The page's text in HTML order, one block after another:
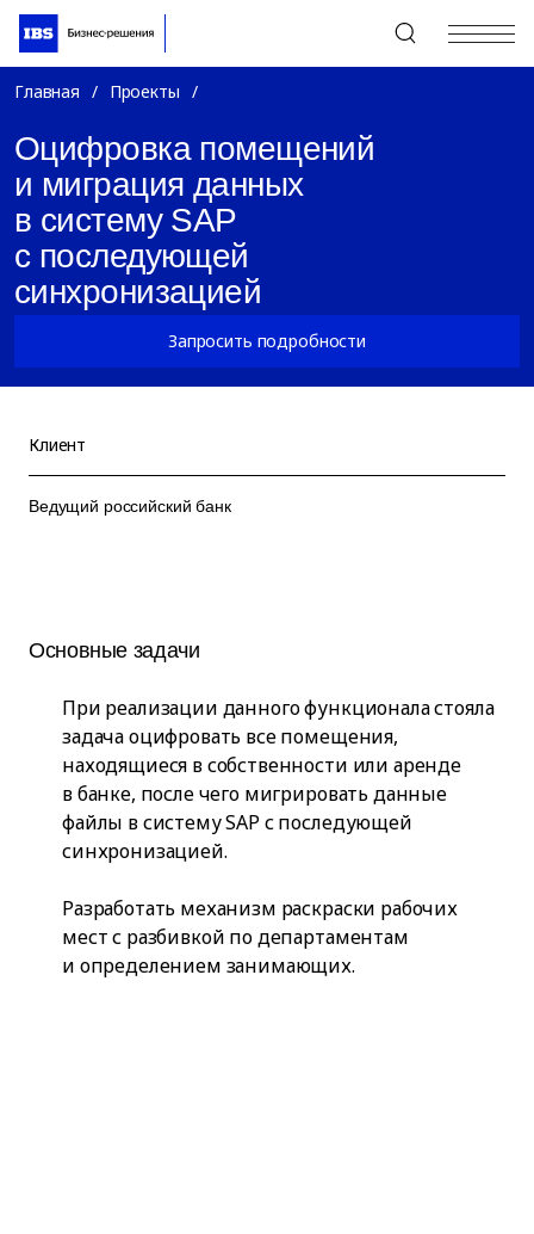
+7 (495) 967-80-80
Главная / Проекты /
Оцифровка помещений
и миграция данных
в систему SAP
с последующей
синхронизацией
Запросить подробности
Клиент
Ведущий российский банк
Основные задачи
При реализации данного функционала стояла
задача оцифровать все помещения,
находящиеся в собственности или аренде
в банке, после чего мигрировать данные
файлы в систему SAP с последующей
синхронизацией.
Разработать механизм раскраски рабочих
мест с разбивкой по департаментам
и определением занимающих.